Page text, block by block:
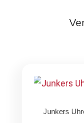
Junkers